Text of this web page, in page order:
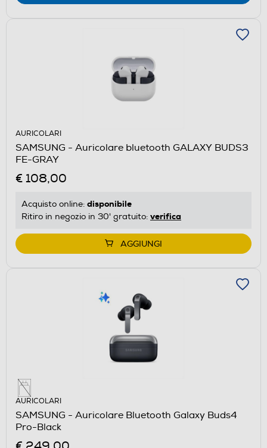
AURICOLARI
SAMSUNG - Auricolare bluetooth GALAXY BUDS3
FE-GRAY
€ 108,00
Acquisto online: disponibile
Ritiro in negozio in 30' gratuito: verifica
AGGIUNGI
AURICOLARI
SAMSUNG - Auricolare Bluetooth Galaxy Buds4
Pro-Black